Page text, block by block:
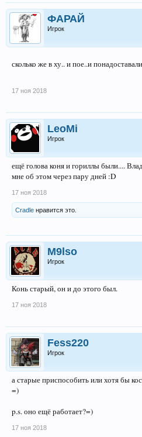
ФАРАЙ
Игрок
сколько же в ху.. и пое..и понадоставали
17 ноя 2018
LeoMi
Игрок
ещё голова коня и гориллы были....
мне об этом через пару дней :D
17 ноя 2018
Cradle нравится это.
M9lso
Игрок
Конь старый, он и до этого был.
17 ноя 2018
Fess220
Игрок
а старые приспособить или хотя бы
=)
p.s. оно ещё работает?=)
17 ноя 2018